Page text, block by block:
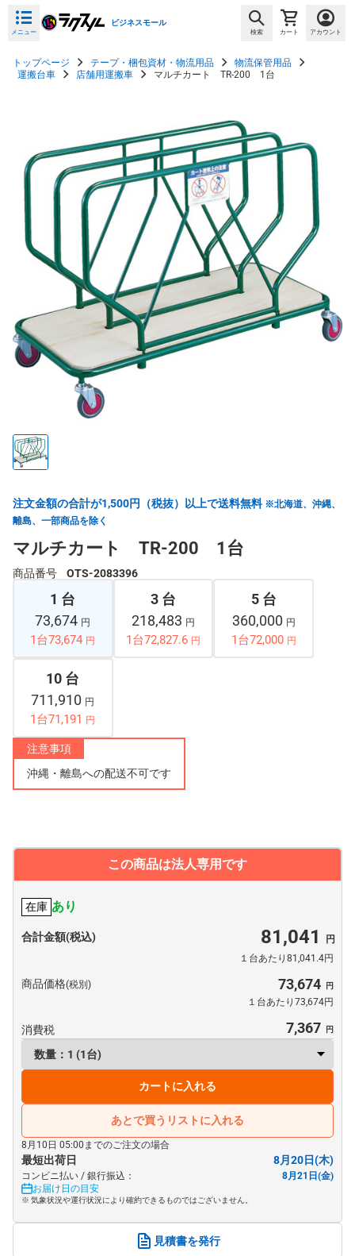
メニュー
ビジネスモール
検索 カート アカウント
トップページ テープ・梱包資材・物流用品
物流保管用品
運搬台車
店舗用運搬車 マルチカート TR-200 1台
注文金額の合計が1,500円（税抜）以上で送料無料 ※北海道、沖縄、
離島、一部商品を除く
マルチカート TR-200 1台
商品番号 OTS-2083396
1 台
73,674 円
1台73,674 円
3 台
218,483 円
1台72,827.6 円
5 台
360,000 円
1台72,000 円
10 台
711,910 円
1台71,191 円
注意事項
沖縄・離島への配送不可です
この商品は法人専用です
在庫 あり
合計金額(税込) 81,041
１台あたり81,041.4円
商品価格(税別) 73,674
１台あたり73,674円
消費税 7,367
カートに入れる
あとで買うリストに入れる
8月10日 05:00までのご注文の場合
最短出荷日 8月20日(木)
コンビニ払い / 銀行振込：
8月21日(金)
お届け日の目安
※ 気象状況や運行状況により確約できるものではございません。
見積書を発行